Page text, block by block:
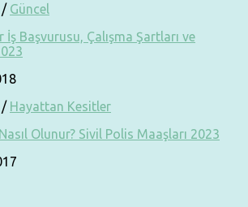
/ Güncel
İş Başvurusu, Çalışma Şartları ve
/ Hayattan Kesitler
Olunur? Sivil Polis Maaşları 2023